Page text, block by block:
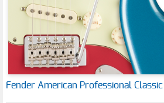
Fender American Professional